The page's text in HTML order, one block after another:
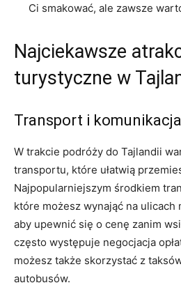
Ci smakować, ale zawsze
Najciekawsze
turystyczne w
Transport i komunikacja
W trakcie podróży do Tajlandii
transportu, które ułatwią
Najpopularniejszym środkiem
które możesz wynająć na ulicach
⁢aby upewnić się o cenę zanim
często ​występuje negocjacja​
możesz także ⁤skorzystać z
autobusów.